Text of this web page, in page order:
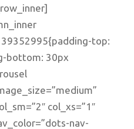
top:
bottom: 30px
col_xs=”1″
nav-